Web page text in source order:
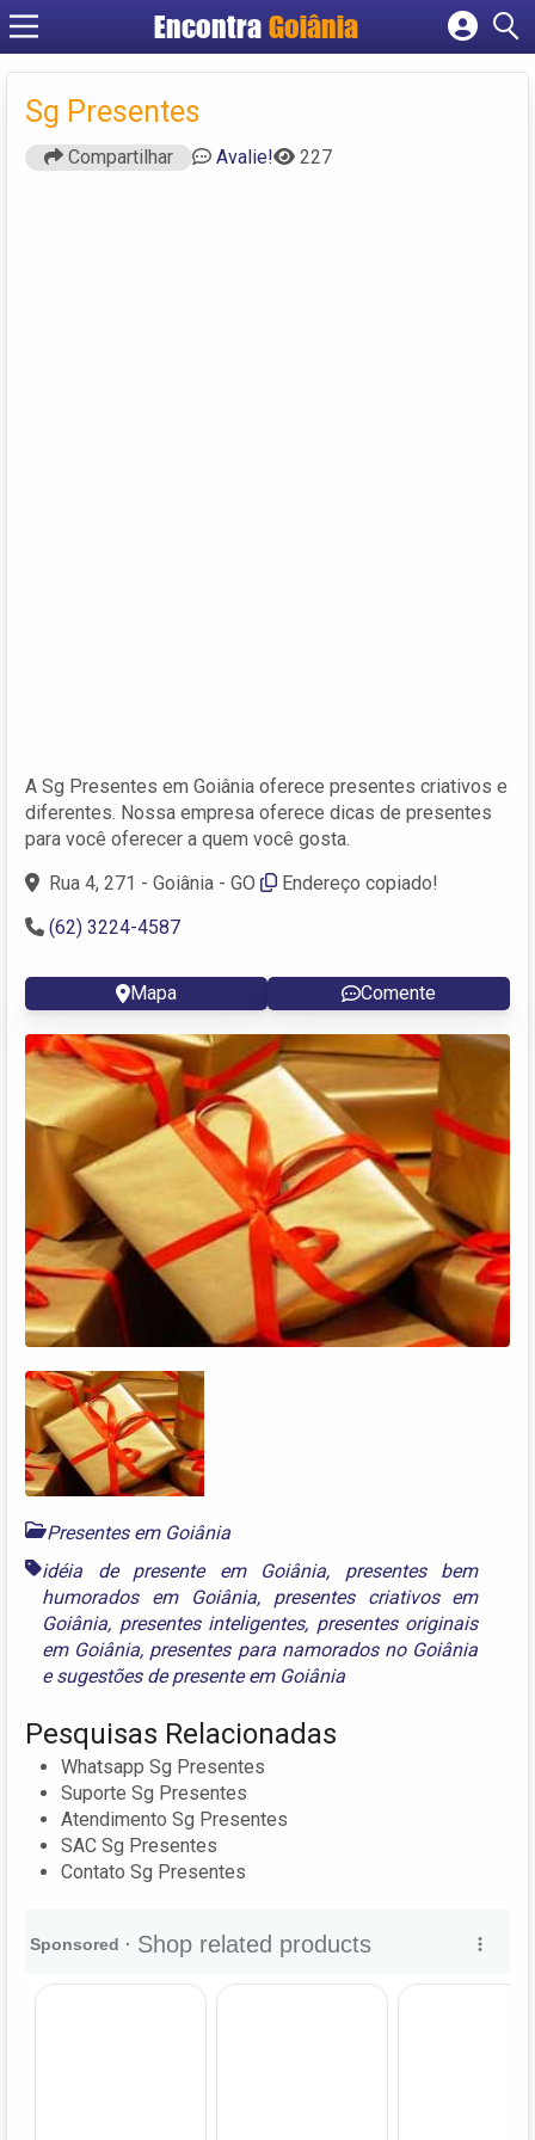
Encontra Goiânia
Cadastrar empresa
Sg Presentes
Compartilhar Avalie! 227
A Sg Presentes em Goiânia oferece presentes criativos e
diferentes. Nossa empresa oferece dicas de presentes
para você oferecer a quem você gosta.
Rua 4, 271 - Goiânia - GO
Endereço copiado!
(62) 3224-4587
Mapa Comente
Presentes em Goiânia
idéia de presente em Goiânia, presentes bem
humorados em Goiânia, presentes criativos em
Goiânia, presentes inteligentes, presentes originais
em Goiânia, presentes para namorados no Goiânia
esugestões de presente em Goiânia
Pesquisas Relacionadas
Whatsapp Sg Presentes
Suporte Sg Presentes
Atendimento Sg Presentes
SAC Sg Presentes
Contato Sg Presentes